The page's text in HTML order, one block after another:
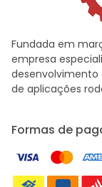
Fundada em
empresa
desenvolvimento
de aplicações
Formas de